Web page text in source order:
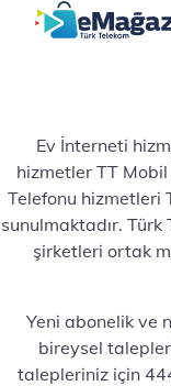
Ev İnterneti
hizmetler TT
Telefonu hizmetleri
sunulmaktadır. Türk
şirketleri ortak
Yeni abonelik ve
bireysel
talepleriniz için